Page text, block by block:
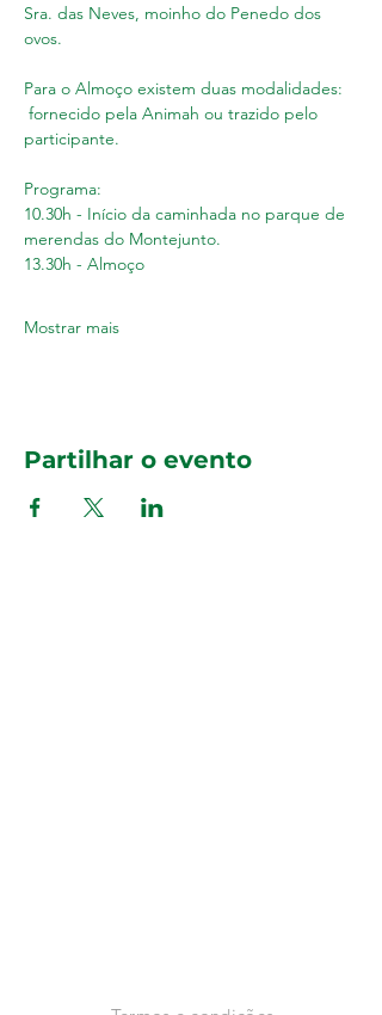
Sra. das Neves, moinho do Penedo dos
ovos.
Para o Almoço existem duas modalidades:
fornecido pela Animah ou trazido pelo
participante.
Programa:
10.30h - Início da caminhada no parque de
merendas do Montejunto.
13.30h - Almoço
Mostrar mais
Partilhar o evento